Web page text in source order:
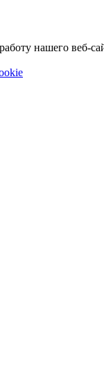
нашего веб-